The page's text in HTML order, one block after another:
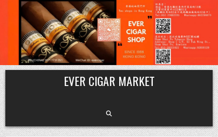
Skip
to
content
EVER CIGAR MARKET